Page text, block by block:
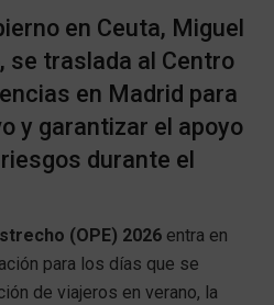
en Ceuta, Miguel
se traslada al Centro
en Madrid para
y garantizar el apoyo
durante el
(OPE) 2026 entra en
para los días que se
de viajeros en verano, la